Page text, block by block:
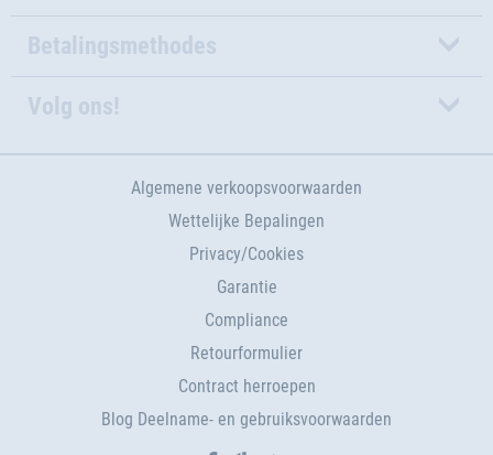
Betalingsmethodes
Volg ons!
Algemene verkoopsvoorwaarden
Wettelijke Bepalingen
Privacy/Cookies
Garantie
Compliance
Retourformulier
Contract herroepen
Blog Deelname- en gebruiksvoorwaarden